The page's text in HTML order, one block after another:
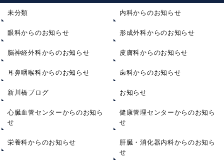
未分類 内科からのお知らせ
眼科からのお知らせ 形成外科からのお知らせ
脳神経外科からのお知らせ 皮膚科からのお知らせ
耳鼻咽喉科からのお知らせ 歯科からのお知らせ
新川橋ブログ お知らせ
心臓血管センターからのお知ら
せ
健康管理センターからのお知ら
せ
栄養科からのお知らせ
肝臓・消化器内科からのお知ら
せ